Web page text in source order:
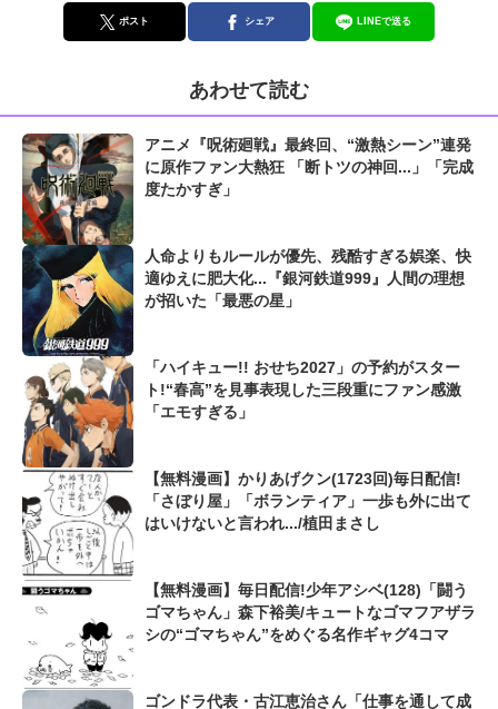
ポスト シェア LINEで送る
あわせて読む
アニメ『呪術廻戦』最終回、“激熱シーン”連発
に原作ファン大熱狂 「断トツの神回...」「完成
度たかすぎ」
人命よりもルールが優先、残酷すぎる娯楽、快
適ゆえに肥大化...『銀河鉄道999』人間の理想
が招いた「最悪の星」
「ハイキュー!! おせち2027」の予約がスター
ト!“春高”を見事表現した三段重にファン感激
「エモすぎる」
【無料漫画】かりあげクン(1723回)毎日配信!
「さぼり屋」「ボランティア」一歩も外に出て
はいけないと言われ.../植田まさし
【無料漫画】毎日配信!少年アシベ(128)「闘う
ゴマちゃん」森下裕美/キュートなゴマフアザラ
シの“ゴマちゃん”をめぐる名作ギャグ4コマ
ゴンドラ代表・古江恵治さん「仕事を通して成